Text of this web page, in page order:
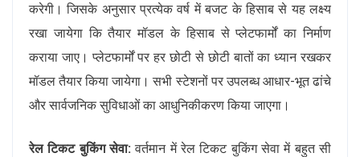
करेगी। जिसके अनुसार प्रत्येक वर्ष में बजट के हिसाब से यह लक्ष्य
रखा जायेगा कि तैयार मॉडल के हिसाब से प्लेटफार्मों का निर्माण
कराया जाए। प्लेटफार्मों पर हर छोटी से छोटी बातों का ध्यान रखकर
मॉडल तैयार किया जायेगा। सभी स्टेशनों पर उपलब्ध आधार-भूत ढांचे
और सार्वजनिक सुविधाओं का आधुनिकीकरण किया जाएगा।
रेल टिकट बुकिंग सेवा: वर्तमान में रेल टिकट बुकिंग सेवा में बहुत सी